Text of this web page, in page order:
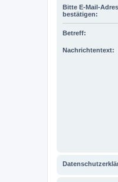
Bitte E-Mail-
bestätigen:
Betreff:
Nachrichtentext: